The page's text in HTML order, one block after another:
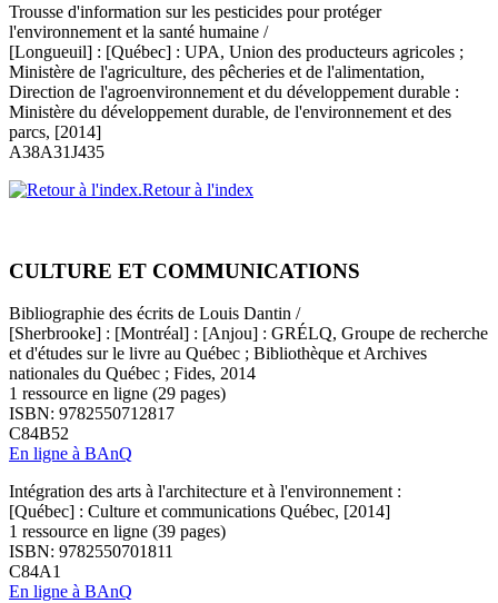
Trousse d'information sur les pesticides pour protéger
l'environnement et la santé humaine /
[Longueuil] : [Québec] : UPA, Union des producteurs agricoles ;
Ministère de l'agriculture, des pêcheries et de l'alimentation,
Direction de l'agroenvironnement et du développement durable :
Ministère du développement durable, de l'environnement et des
parcs, [2014]
A38A31J435
Retour à l'index
CULTURE ET COMMUNICATIONS
Bibliographie des écrits de Louis Dantin /
[Sherbrooke] : [Montréal] : [Anjou] : GRÉLQ, Groupe de recherche
et d'études sur le livre au Québec ; Bibliothèque et Archives
nationales du Québec ; Fides, 2014
1 ressource en ligne (29 pages)
ISBN: 9782550712817
C84B52
En ligne à BAnQ
Intégration des arts à l'architecture et à l'environnement :
[Québec] : Culture et communications Québec, [2014]
1 ressource en ligne (39 pages)
ISBN: 9782550701811
C84A1
En ligne à BAnQ